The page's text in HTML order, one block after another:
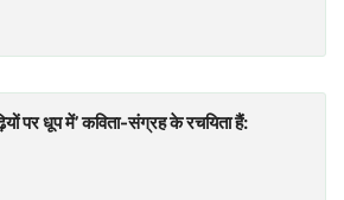
पर धूप में’ कविता-संग्रह के रचयिता हैं: